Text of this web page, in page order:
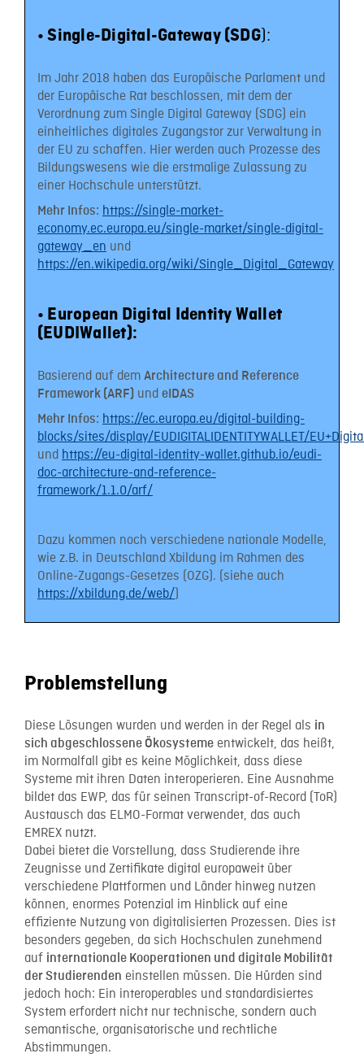
•Single-Digital-Gateway (SDG):
Im Jahr 2018 haben das Europäische Parlament und
der Europäische Rat beschlossen, mit dem der
Verordnung zum Single Digital Gateway (SDG) ein
einheitliches digitales Zugangstor zur Verwaltung in
der EU zu schaffen. Hier werden auch Prozesse des
Bildungswesens wie die erstmalige Zulassung zu
einer Hochschule unterstützt.
Mehr Infos: https://single-market-
economy.ec.europa.eu/single-market/single-digital-
gateway_en und
https://en.wikipedia.org/wiki/Single_Digital_Gateway
• European Digital Identity Wallet
(EUDIWallet):
Basierend auf dem Architecture and Reference
Framework (ARF) und eIDAS
Mehr Infos: https://ec.europa.eu/digital-building-
blocks/sites/display/EUDIGITALIDENTITYWALLET/
und https://eu-digital-identity-wallet.github.io/eudi-
doc-architecture-and-reference-
framework/1.1.0/arf/
Dazu kommen noch verschiedene nationale Modelle,
wie z.B. in Deutschland Xbildung im Rahmen des
Online-Zugangs-Gesetzes (OZG). (siehe auch
https://xbildung.de/web/)
Problemstellung
Diese Lösungen wurden und werden in der Regel als in
sich abgeschlossene Ökosysteme entwickelt, das heißt,
im Normalfall gibt es keine Möglichkeit, dass diese
Systeme mit ihren Daten interoperieren. Eine Ausnahme
bildet das EWP, das für seinen Transcript-of-Record (ToR)
Austausch das ELMO-Format verwendet, das auch
EMREX nutzt.
Dabei bietet die Vorstellung, dass Studierende ihre
Zeugnisse und Zertifikate digital europaweit über
verschiedene Plattformen und Länder hinweg nutzen
können, enormes Potenzial im Hinblick auf eine
effiziente Nutzung von digitalisierten Prozessen. Dies ist
besonders gegeben, da sich Hochschulen zunehmend
auf internationale Kooperationen und digitale Mobilität
der Studierenden einstellen müssen. Die Hürden sind
jedoch hoch: Ein interoperables und standardisiertes
System erfordert nicht nur technische, sondern auch
semantische, organisatorische und rechtliche
Abstimmungen.